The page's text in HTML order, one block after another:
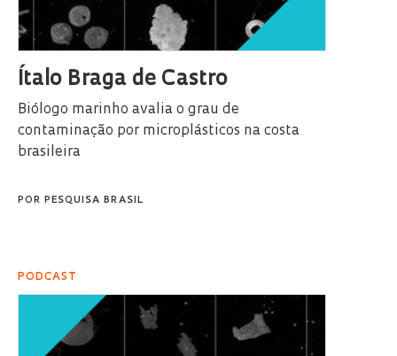
Ítalo Braga de Castro
Biólogo marinho avalia o grau de
contaminação por microplásticos na costa
brasileira
POR PESQUISA BRASIL
PODCAST